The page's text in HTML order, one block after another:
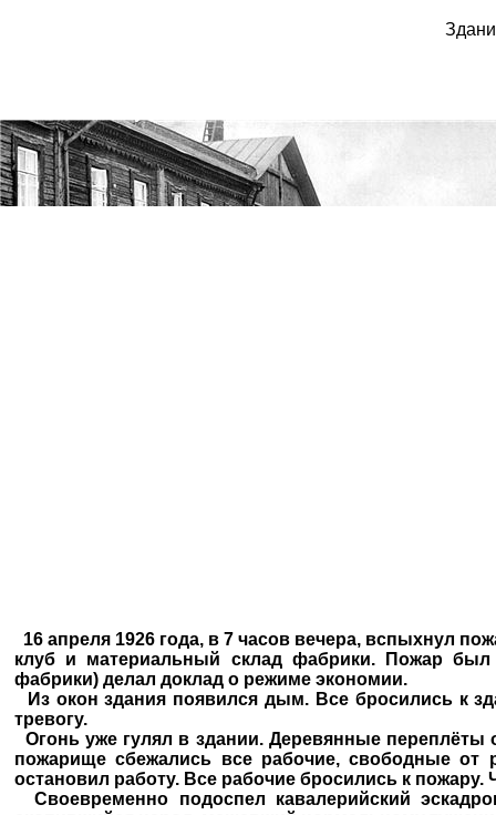
16 апреля 1926 года, в 7 часов вечера, вспыхнул
клуб и материальный склад фабрики. Пожар был
фабрики) делал доклад о режиме экономии.
Из окон здания появился дым. Все бросились к
тревогу.
Огонь уже гулял в здании. Деревянные
пожарище сбежались все рабочие, свободные
остановил работу. Все рабочие бросились к
Своевременно подоспел кавалерийский